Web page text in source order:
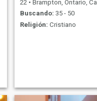
22 • Brampton, Ontario, Canadá
Buscando: 35 - 50
Religión: Cristiano